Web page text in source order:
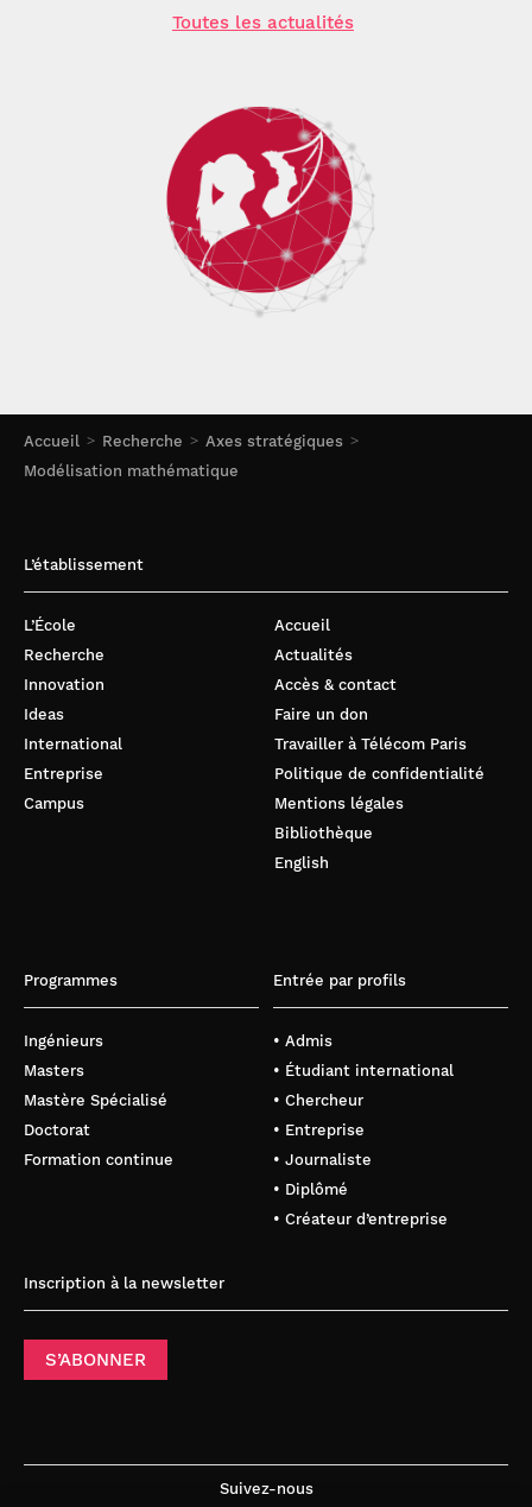
Accueil Recherche
Axes stratégiques
Modélisation mathématique
Toutes les actualités
L’établissement
L’École
Recherche
Innovation
Ideas
International
Entreprise
Campus
Accueil
Actualités
Accès & contact
Faire un don
Travailler à Télécom Paris
Politique de confidentialité
Mentions légales
Bibliothèque
English
Programmes
Ingénieurs
Masters
Mastère Spécialisé
Doctorat
Formation continue
Entrée par profils
• Admis
• Étudiant international
• Chercheur
• Entreprise
• Journaliste
• Diplômé
• Créateur d’entreprise
Inscription à la newsletter
S’ABONNER
Suivez-nous